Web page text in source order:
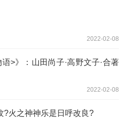
2022-02-08
>》：山田尚子·高野文子·合著
2022-02-08
?火之神神乐是日呼改良?